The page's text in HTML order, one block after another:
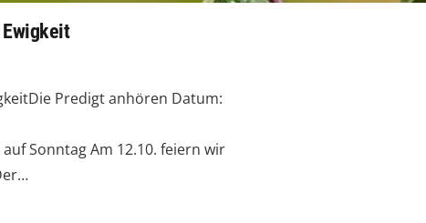
Ewigkeit
Predigt anhören Datum:
Sonntag Am 12.10. feiern wir